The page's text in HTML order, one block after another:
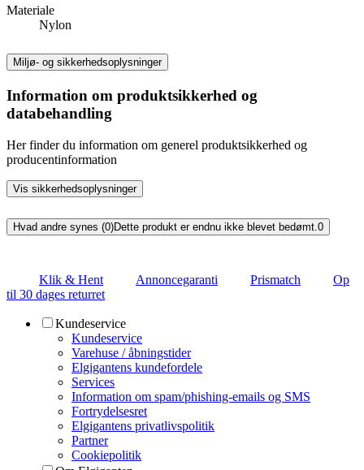
Materiale
Nylon
Miljø- og sikkerhedsoplysninger
Information om produktsikkerhed og
databehandling
Her finder du information om generel produktsikkerhed og
producentinformation
Vis sikkerhedsoplysninger
Hvad andre synes (0)Dette produkt er endnu ikke blevet bedømt. 0
Klik & Hent Annoncegaranti Prismatch
Op
til 30 dages returret
Kundeservice
Kundeservice
Varehuse / åbningstider
Elgigantens kundefordele
Services
Information om spam/phishing-emails og SMS
Fortrydelsesret
Elgigantens privatlivspolitik
Partner
Cookiepolitik